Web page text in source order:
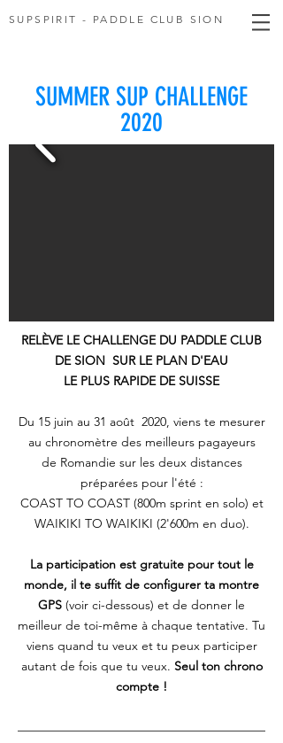
SUPSPIRIT - PADDLE CLUB SION
SUMMER SUP CHALLENGE
2020
RELÈVE LE CHALLENGE DU PADDLE CLUB
DE SION SUR LE PLAN D'EAU
LE PLUS RAPIDE DE SUISSE
Du 15 juin au 31 août 2020, viens te mesurer
au chronomètre des meilleurs pagayeurs
de Romandie sur les deux distances
préparées pour l'été :
COAST TO COAST (800m sprint en solo) et
WAIKIKI TO WAIKIKI (2'600m en duo).
La participation est gratuite pour tout le
monde, il te suffit de configurer ta montre
GPS (voir ci-dessous) et de donner le
meilleur de toi-même à chaque tentative. Tu
viens quand tu veux et tu peux participer
autant de fois que tu veux. Seul ton chrono
compte !